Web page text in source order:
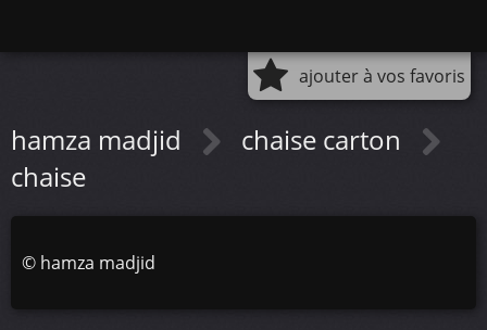
ajouter à vos favoris
hamza madjid
chaise carton
chaise
© hamza madjid